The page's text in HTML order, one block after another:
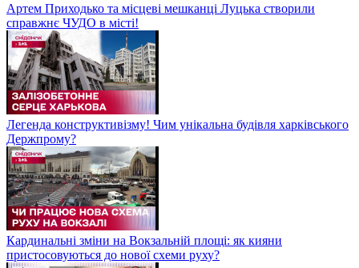
Артем Приходько та місцеві мешканці Луцька створили
справжнє ЧУДО в місті!
Легенда конструктивізму! Чим унікальна будівля харківського
Держпрому?
Кардинальні зміни на Вокзальній площі: як кияни
пристосовуються до нової схеми руху?